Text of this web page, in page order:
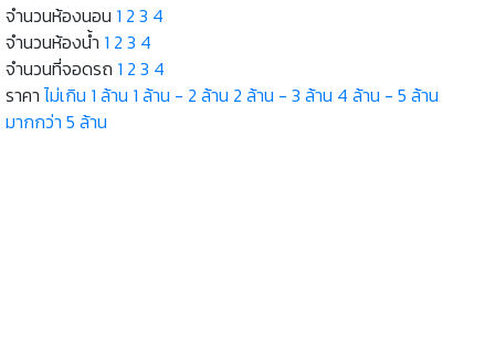
จำนวนห้องนอน 1 2 3 4
จำนวนห้องน้ำ 1 2 3 4
จำนวนที่จอดรถ 1 2 3 4
ราคา ไม่เกิน 1 ล้าน 1 ล้าน - 2 ล้าน 2 ล้าน - 3 ล้าน 4 ล้าน - 5 ล้าน
มากกว่า 5 ล้าน